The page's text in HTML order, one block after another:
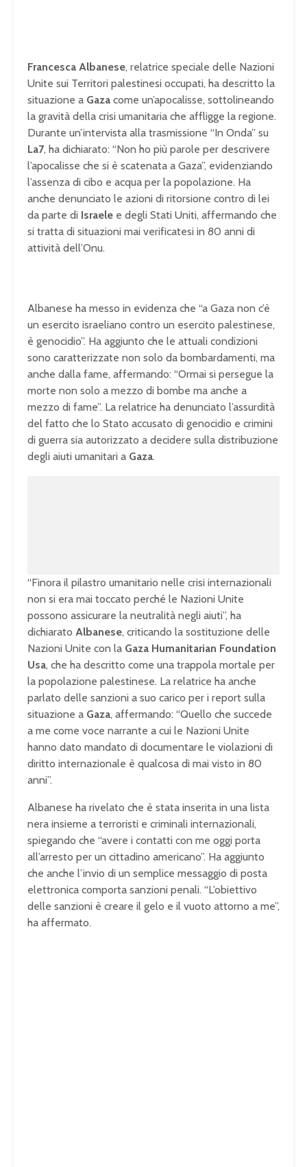
Francesca Albanese, relatrice speciale delle Nazioni
Unite sui Territori palestinesi occupati, ha descritto la
situazione a Gaza come un’apocalisse, sottolineando
la gravità della crisi umanitaria che affligge la regione.
Durante un’intervista alla trasmissione “In Onda” su
La7, ha dichiarato: “Non ho più parole per descrivere
l’apocalisse che si è scatenata a Gaza”, evidenziando
l’assenza di cibo e acqua per la popolazione. Ha
anche denunciato le azioni di ritorsione contro di lei
da parte di Israele e degli Stati Uniti, affermando che
si tratta di situazioni mai verificatesi in 80 anni di
attività dell’Onu.
Albanese ha messo in evidenza che “a Gaza non c’è
un esercito israeliano contro un esercito palestinese,
è genocidio”. Ha aggiunto che le attuali condizioni
sono caratterizzate non solo da bombardamenti, ma
anche dalla fame, affermando: “Ormai si persegue la
morte non solo a mezzo di bombe ma anche a
mezzo di fame”. La relatrice ha denunciato l’assurdità
del fatto che lo Stato accusato di genocidio e crimini
di guerra sia autorizzato a decidere sulla distribuzione
degli aiuti umanitari a Gaza.
“Finora il pilastro umanitario nelle crisi internazionali
non si era mai toccato perché le Nazioni Unite
possono assicurare la neutralità negli aiuti”, ha
dichiarato Albanese, criticando la sostituzione delle
Nazioni Unite con la Gaza Humanitarian Foundation
Usa, che ha descritto come una trappola mortale per
la popolazione palestinese. La relatrice ha anche
parlato delle sanzioni a suo carico per i report sulla
situazione a Gaza, affermando: “Quello che succede
a me come voce narrante a cui le Nazioni Unite
hanno dato mandato di documentare le violazioni di
diritto internazionale è qualcosa di mai visto in 80
anni”.
Albanese ha rivelato che è stata inserita in una lista
nera insieme a terroristi e criminali internazionali,
spiegando che “avere i contatti con me oggi porta
all’arresto per un cittadino americano”. Ha aggiunto
che anche l’invio di un semplice messaggio di posta
elettronica comporta sanzioni penali. “L’obiettivo
delle sanzioni è creare il gelo e il vuoto attorno a me”,
ha affermato.